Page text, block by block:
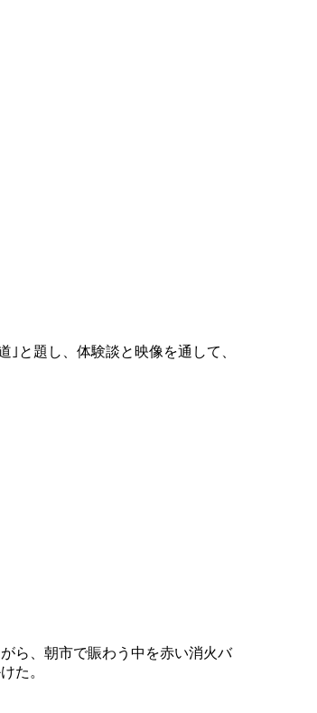
と題し、体験談と映像を通して、
ら、朝市で賑わう中を赤い消火バ
た。